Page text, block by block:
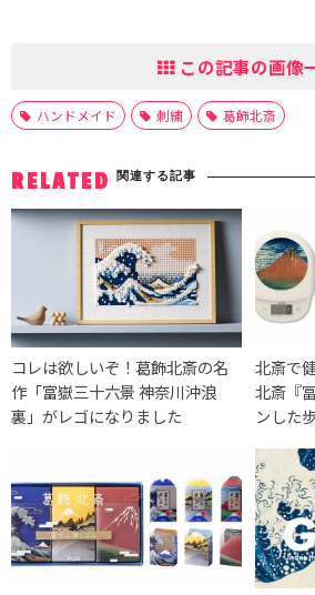
この記事の画像
ハンドメイド 刺繍 葛飾北斎
RELATED 関連する記事
コレは欲しいぞ！葛飾北斎の名
作「富嶽三十六景 神奈川沖浪
裏」がレゴになりました
北斎で
北斎『
ンした